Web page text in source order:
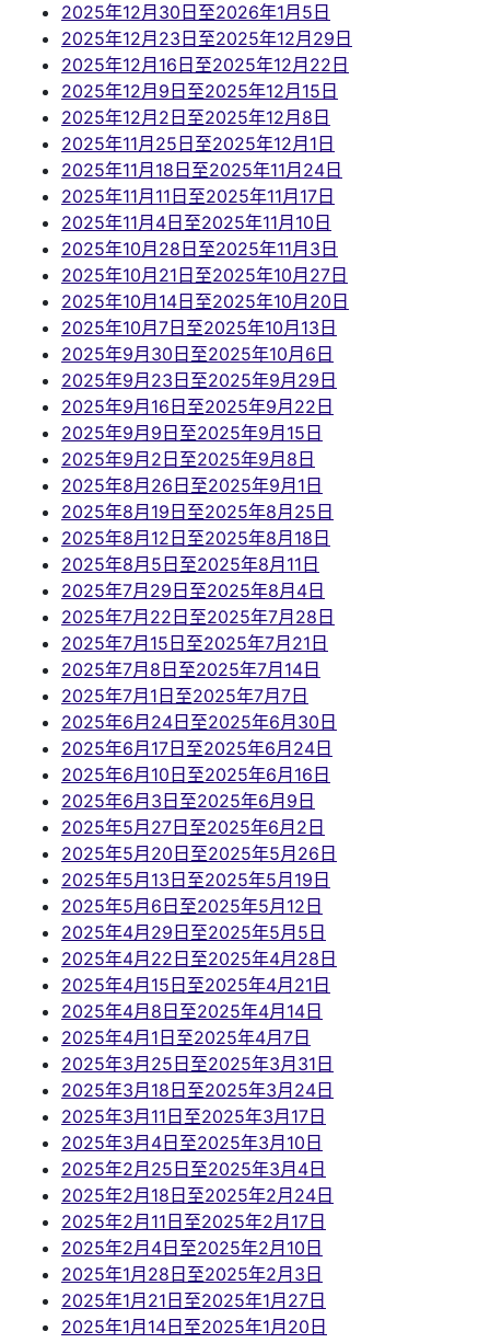
2025年12月30日至2026年1月5日
2025年12月23日至2025年12月29日
2025年12月16日至2025年12月22日
2025年12月9日至2025年12月15日
2025年12月2日至2025年12月8日
2025年11月25日至2025年12月1日
2025年11月18日至2025年11月24日
2025年11月11日至2025年11月17日
2025年11月4日至2025年11月10日
2025年10月28日至2025年11月3日
2025年10月21日至2025年10月27日
2025年10月14日至2025年10月20日
2025年10月7日至2025年10月13日
2025年9月30日至2025年10月6日
2025年9月23日至2025年9月29日
2025年9月16日至2025年9月22日
2025年9月9日至2025年9月15日
2025年9月2日至2025年9月8日
2025年8月26日至2025年9月1日
2025年8月19日至2025年8月25日
2025年8月12日至2025年8月18日
2025年8月5日至2025年8月11日
2025年7月29日至2025年8月4日
2025年7月22日至2025年7月28日
2025年7月15日至2025年7月21日
2025年7月8日至2025年7月14日
2025年7月1日至2025年7月7日
2025年6月24日至2025年6月30日
2025年6月17日至2025年6月24日
2025年6月10日至2025年6月16日
2025年6月3日至2025年6月9日
2025年5月27日至2025年6月2日
2025年5月20日至2025年5月26日
2025年5月13日至2025年5月19日
2025年5月6日至2025年5月12日
2025年4月29日至2025年5月5日
2025年4月22日至2025年4月28日
2025年4月15日至2025年4月21日
2025年4月8日至2025年4月14日
2025年4月1日至2025年4月7日
2025年3月25日至2025年3月31日
2025年3月18日至2025年3月24日
2025年3月11日至2025年3月17日
2025年3月4日至2025年3月10日
2025年2月25日至2025年3月4日
2025年2月18日至2025年2月24日
2025年2月11日至2025年2月17日
2025年2月4日至2025年2月10日
2025年1月28日至2025年2月3日
2025年1月21日至2025年1月27日
2025年1月14日至2025年1月20日